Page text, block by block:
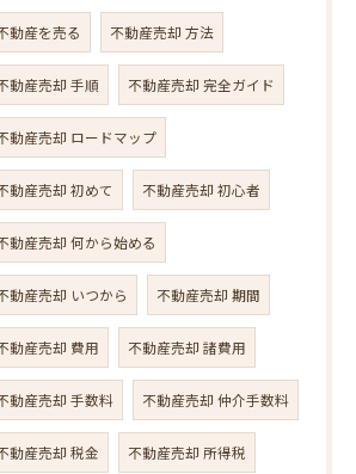
動産を売る 不動産売却 方法
動産売却 手順 不動産売却 完全ガイド
動産売却 ロードマップ
動産売却 初めて 不動産売却 初心者
動産売却 何から始める
動産売却 いつから 不動産売却 期間
動産売却 費用 不動産売却 諸費用
動産売却 手数料 不動産売却 仲介手数料
動産売却 税金 不動産売却 所得税